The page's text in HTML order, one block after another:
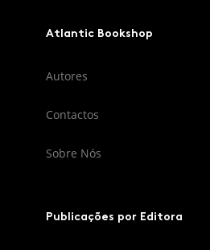
Atlantic Bookshop
Autores
Contactos
Sobre Nós
Publicações por Editora